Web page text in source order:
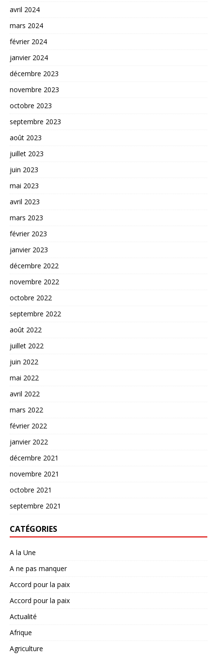
avril 2024
mars 2024
février 2024
janvier 2024
décembre 2023
novembre 2023
octobre 2023
septembre 2023
août 2023
juillet 2023
juin 2023
mai 2023
avril 2023
mars 2023
février 2023
janvier 2023
décembre 2022
novembre 2022
octobre 2022
septembre 2022
août 2022
juillet 2022
juin 2022
mai 2022
avril 2022
mars 2022
février 2022
janvier 2022
décembre 2021
novembre 2021
octobre 2021
septembre 2021
CATÉGORIES
A la Une
A ne pas manquer
Accord pour la paix
Accord pour la paix
Actualité
Afrique
Agriculture